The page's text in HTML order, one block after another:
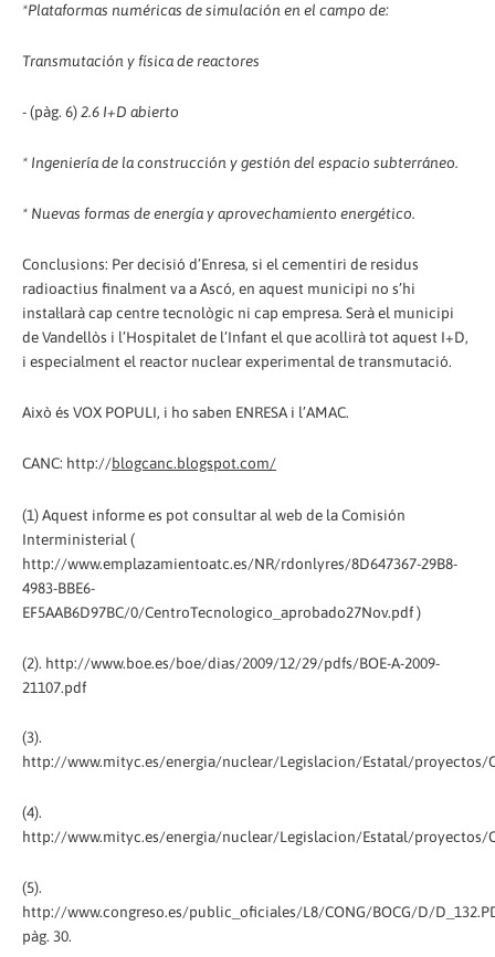
*Plataformas numéricas de simulación en el campo de:
Transmutación y física de reactores
- (pàg. 6) 2.6 I+D abierto
* Ingeniería de la construcción y gestión del espacio subterráneo.
* Nuevas formas de energía y aprovechamiento energético.
Conclusions: Per decisió d’Enresa, si el cementiri de residus
radioactius finalment va a Ascó, en aquest municipi no s’hi
instal·larà cap centre tecnològic ni cap empresa. Serà el municipi
de Vandellòs i l’Hospitalet de l’Infant el que acollirà tot aquest I+D,
i especialment el reactor nuclear experimental de transmutació.
Això és VOX POPULI, i ho saben ENRESA i l’AMAC.
CANC: http://blogcanc.blogspot.com/
(1) Aquest informe es pot consultar al web de la Comisión
Interministerial (
http://www.emplazamientoatc.es/NR/rdonlyres/8D647367-29B8-
4983-BBE6-
EF5AAB6D97BC/0/CentroTecnologico_aprobado27Nov.pdf )
(2). http://www.boe.es/boe/dias/2009/12/29/pdfs/BOE-A-2009-
21107.pdf
(3).
http://www.mityc.es/energia/nuclear/Legislacion/Estatal/proyectos/
(4).
http://www.mityc.es/energia/nuclear/Legislacion/Estatal/proyectos/
(5).
http://www.congreso.es/public_oficiales/L8/CONG/BOCG/D/
pàg. 30.